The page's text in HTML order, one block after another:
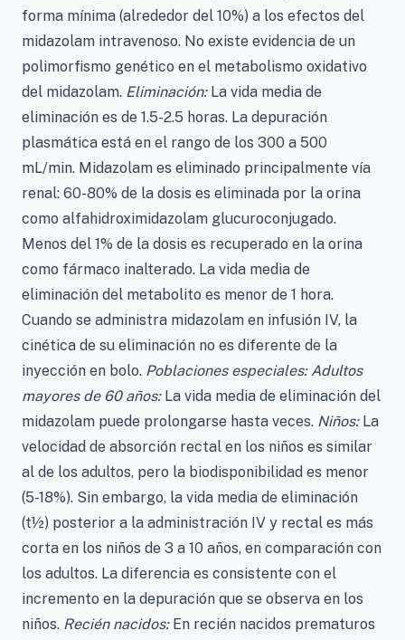
forma mínima (alrededor del 10%) a los efectos del
midazolam intravenoso. No existe evidencia de un
polimorfismo genético en el metabolismo oxidativo
del midazolam. Eliminación:La vida media de
eliminación es de 1.5-2.5 horas. La depuración
plasmática está en el rango de los 300 a 500
mL/min. Midazolam es eliminado principalmente vía
renal: 60-80% de la dosis es eliminada por la orina
como alfahidroximidazolam glucuroconjugado.
Menos del 1% de la dosis es recuperado en la orina
como fármaco inalterado. La vida media de
eliminación del metabolito es menor de 1 hora.
Cuando se administra midazolam en infusión IV, la
cinética de su eliminación no es diferente de la
inyección en bolo. Poblaciones especiales: Adultos
mayores de 60 años:La vida media de eliminación del
midazolam puede prolongarse hasta veces. Niños:La
velocidad de absorción rectal en los niños es similar
al de los adultos, pero la biodisponibilidad es menor
(5-18%). Sin embargo, la vida media de eliminación
(t½) posterior a la administración IV y rectal es más
corta en los niños de 3 a 10 años, en comparación con
los adultos. La diferencia es consistente con el
incremento en la depuración que se observa en los
niños. Recién nacidos:En recién nacidos prematuros